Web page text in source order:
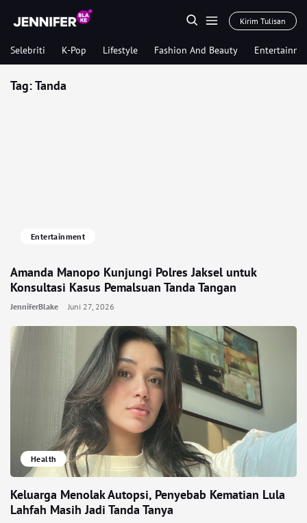
Kirim Tulisan
Selebriti K-Pop Lifestyle Fashion And Beauty
Tag:Tanda
Entertainment
Amanda Manopo Kunjungi Polres Jaksel untuk
Konsultasi Kasus Pemalsuan Tanda Tangan
JenniferBlake Juni 27, 2026
Health
Keluarga Menolak Autopsi, Penyebab Kematian Lula
Lahfah Masih Jadi Tanda Tanya